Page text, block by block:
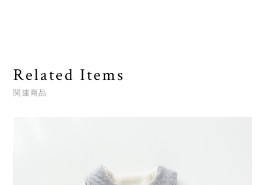
Related Items
関連商品